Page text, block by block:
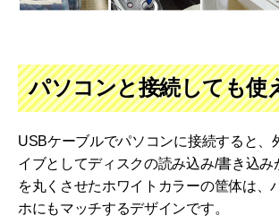
パソコンと接続しても使
USBケーブルでパソコンに接続すると、
イブとしてディスクの読み込み/書き込み
を丸くさせたホワイトカラーの筐体は、
ホにもマッチするデザインです。